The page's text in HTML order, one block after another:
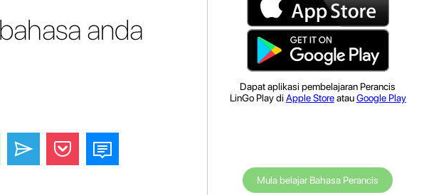
anda
Dapat aplikasi pembelajaran Perancis
LinGo Play di Apple StoreatauGoogle Play
Mula belajar Bahasa Perancis